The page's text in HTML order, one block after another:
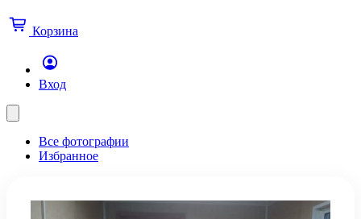
Корзина
Вход
Все фотографии
Избранное